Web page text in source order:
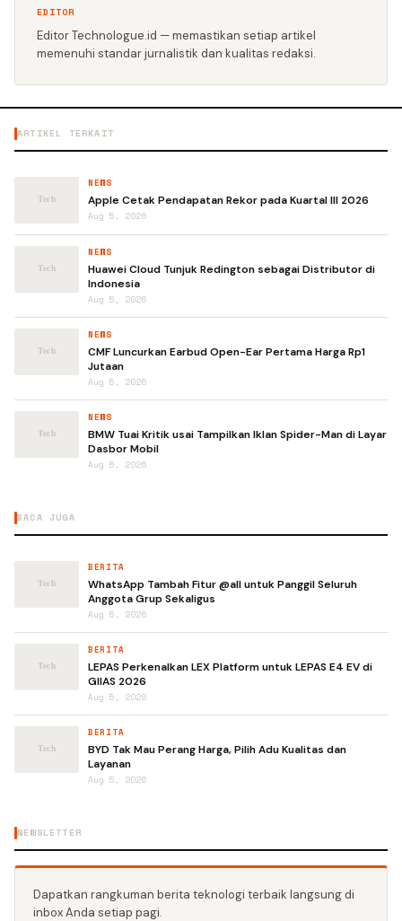
EDITOR
Editor Technologue.id — memastikan setiap artikel
memenuhi standar jurnalistik dan kualitas redaksi.
ARTIKEL TERKAIT
NEWS
Apple Cetak Pendapatan Rekor pada Kuartal III 2026
Aug 5, 2026
NEWS
Huawei Cloud Tunjuk Redington sebagai Distributor di
Indonesia
Aug 5, 2026
NEWS
CMF Luncurkan Earbud Open-Ear Pertama Harga Rp1
Jutaan
Aug 5, 2026
NEWS
BMW Tuai Kritik usai Tampilkan Iklan Spider-Man di Layar
Dasbor Mobil
Aug 5, 2026
BACA JUGA
BERITA
WhatsApp Tambah Fitur @all untuk Panggil Seluruh
Anggota Grup Sekaligus
Aug 5, 2026
BERITA
LEPAS Perkenalkan LEX Platform untuk LEPAS E4 EV di
GIIAS 2026
Aug 5, 2026
BERITA
BYD Tak Mau Perang Harga, Pilih Adu Kualitas dan
Layanan
Aug 5, 2026
NEWSLETTER
Dapatkan rangkuman berita teknologi terbaik langsung di
inbox Anda setiap pagi.